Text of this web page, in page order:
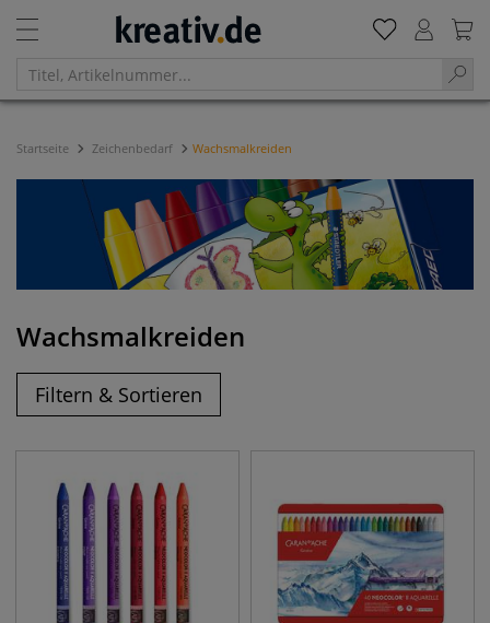
Startseite Zeichenbedarf Wachsmalkreiden
Wachsmalkreiden
Filtern & Sortieren